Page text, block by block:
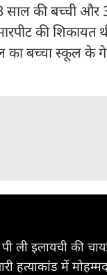
की बच्ची
की
बच्चा स्कूल के
इलायची की
हत्याकांड में